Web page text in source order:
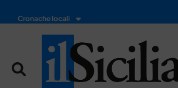
Cronache locali